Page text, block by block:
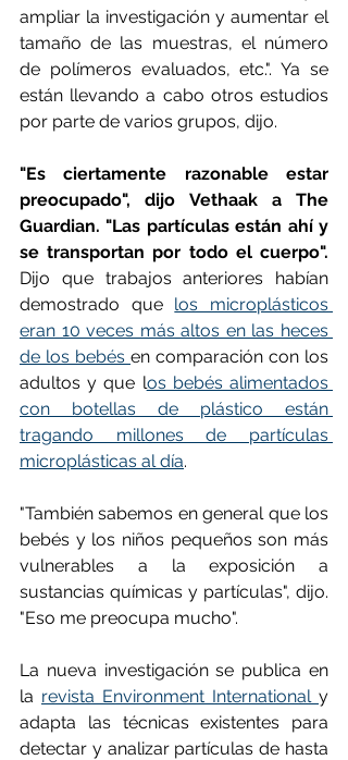
ampliar la investigación y aumentar el
tamaño de las muestras, el número
de polímeros evaluados, etc.". Ya se
están llevando a cabo otros estudios
por parte de varios grupos, dijo.
"Es ciertamente razonable estar
preocupado", dijo Vethaak a The
Guardian. "Las partículas están ahí y
Dijo que trabajos anteriores habían
demostrado que los microplásticos
eran 10 veces más altos en las heces
de los bebés en comparación con los
adultos y que los bebés alimentados
con botellas de plástico están
tragando millones de partículas
microplásticas al día.
"También sabemos en general que los
bebés y los niños pequeños son más
vulnerables a la exposición a
sustancias químicas y partículas", dijo.
"Eso me preocupa mucho".
La nueva investigación se publica en
la revista Environment International y
adapta las técnicas existentes para
detectar y analizar partículas de hasta